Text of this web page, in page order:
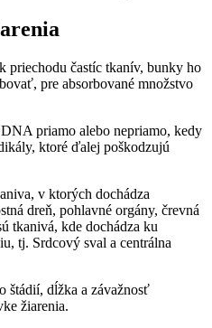
priechodu častíc tkanív, bunky ho
pre absorbované množstvo
priamo alebo nepriamo, kedy
ktoré ďalej poškodzujú
v ktorých dochádza
dreň, pohlavné orgány, črevná
tkanivá, kde dochádza ku
tj. Srdcový sval a centrálna
štádií, dĺžka a závažnosť
žiarenia.